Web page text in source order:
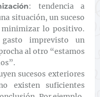
: tendencia a
situación, un suceso
lo positivo.
imprevisto un
al otro “estamos
sucesos exteriores
existen suficientes